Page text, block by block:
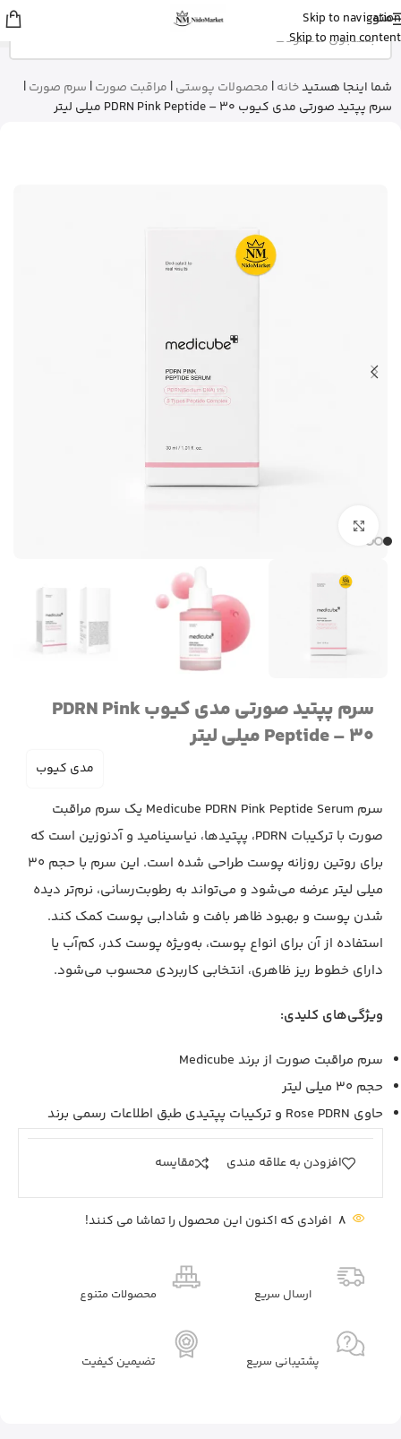
Skip to navigation
Skip to main content
منو
شما اینجا هستیدخانه| محصولات پوستی| مراقبت صورت| سرم صورت|
سرم پپتید صورتی مدی کیوب PDRN Pink Peptide – 30 میلی لیتر
سرم پپتید صورتی مدی کیوب PDRN Pink
Peptide – 30 میلی لیتر
مدی کیوب
سرم Medicube PDRN Pink Peptide Serum یک سرم مراقبت
صورت با ترکیبات PDRN، پپتیدها، نیاسینامید و آدنوزین است که
برای روتین روزانه پوست طراحی شده است. این سرم با حجم 30
میلی لیتر عرضه می‌شود و می‌تواند به رطوبت‌رسانی، نرم‌تر دیده
شدن پوست و بهبود ظاهر بافت و شادابی پوست کمک کند.
استفاده از آن برای انواع پوست، به‌ویژه پوست کدر، کم‌آب یا
دارای خطوط ریز ظاهری، انتخابی کاربردی محسوب می‌شود.
ویژگی‌های کلیدی:
سرم مراقبت صورت از برند Medicube
حجم 30 میلی لیتر
حاوی Rose PDRN و ترکیبات پپتیدی طبق اطلاعات رسمی برند
افزودن به علاقه مندی مقايسه
8 افرادی که اکنون این محصول را تماشا می کنند!
ارسال سریع محصولات متنوع
پشتیبانی سریع تضیمین کیفیت
Fatemeh از تهران
ادو پرفیوم زنانه بورلی هیلز پولو کلاب رو
9 دقیقه پیش